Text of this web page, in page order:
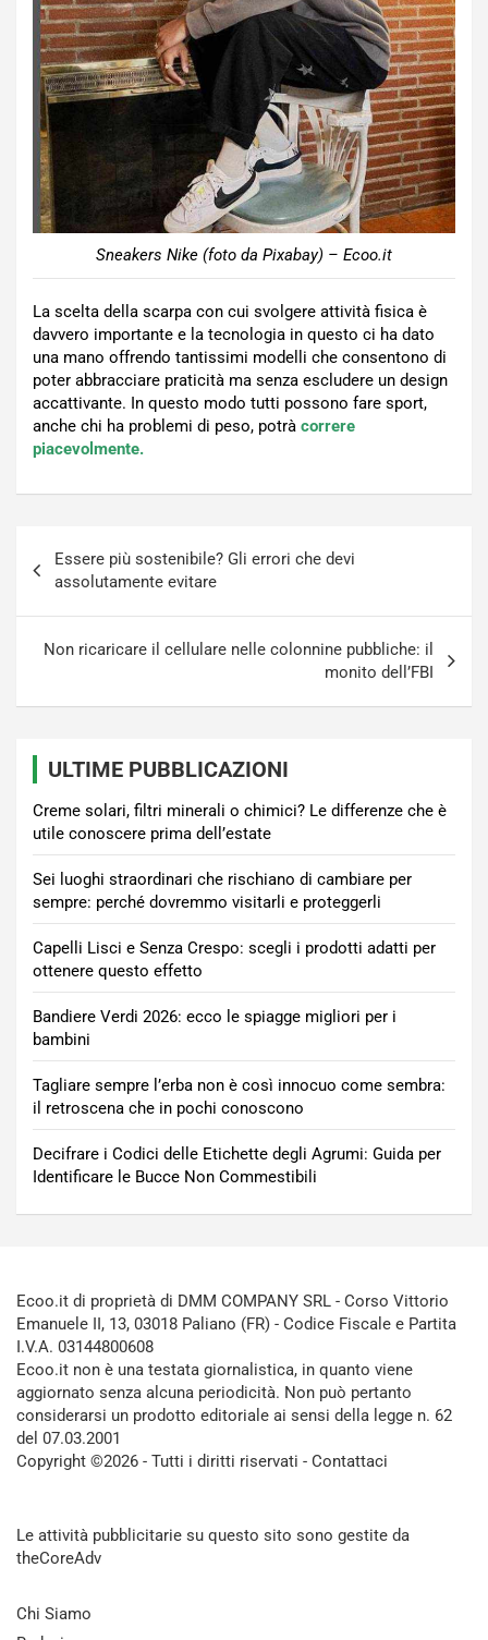
Sneakers Nike (foto da Pixabay) – Ecoo.it
La scelta della scarpa con cui svolgere attività fisica è
davvero importante e la tecnologia in questo ci ha dato
una mano offrendo tantissimi modelli che consentono di
poter abbracciare praticità ma senza escludere un design
accattivante. In questo modo tutti possono fare sport,
anche chi ha problemi di peso, potrà correre
piacevolmente.
articoli
Essere più sostenibile? Gli errori che devi
assolutamente evitare
Non ricaricare il cellulare nelle colonnine pubbliche: il
monito dell’FBI
ULTIME PUBBLICAZIONI
Creme solari, filtri minerali o chimici? Le differenze che è
utile conoscere prima dell’estate
Sei luoghi straordinari che rischiano di cambiare per
sempre: perché dovremmo visitarli e proteggerli
Capelli Lisci e Senza Crespo: scegli i prodotti adatti per
ottenere questo effetto
Bandiere Verdi 2026: ecco le spiagge migliori per i
bambini
Tagliare sempre l’erba non è così innocuo come sembra:
il retroscena che in pochi conoscono
Decifrare i Codici delle Etichette degli Agrumi: Guida per
Identificare le Bucce Non Commestibili
Ecoo.it di proprietà di DMM COMPANY SRL - Corso Vittorio
Emanuele II, 13, 03018 Paliano (FR) - Codice Fiscale e Partita
I.V.A. 03144800608
Ecoo.it non è una testata giornalistica, in quanto viene
aggiornato senza alcuna periodicità. Non può pertanto
considerarsi un prodotto editoriale ai sensi della legge n. 62
del 07.03.2001
Copyright ©2026 - Tutti i diritti riservati - Contattaci
Le attività pubblicitarie su questo sito sono gestite da
theCoreAdv
Chi Siamo